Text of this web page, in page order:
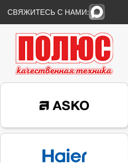
СВЯЖИТЕСЬ С НАМИ: